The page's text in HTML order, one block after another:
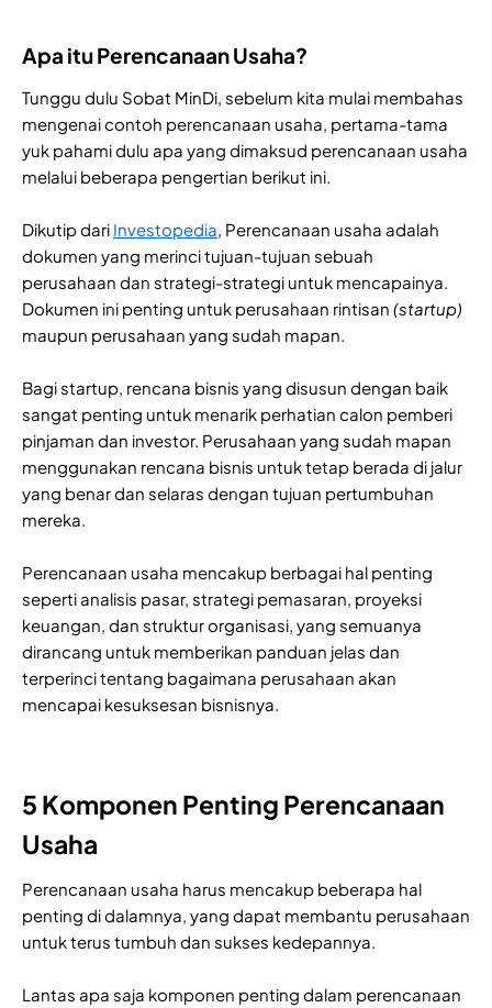
Apa itu Perencanaan Usaha?
Tunggu dulu Sobat MinDi, sebelum kita mulai membahas
mengenai contoh perencanaan usaha, pertama-tama
yuk pahami dulu apa yang dimaksud perencanaan usaha
melalui beberapa pengertian berikut ini.
Dikutip dari Investopedia , Perencanaan usaha adalah
dokumen yang merinci tujuan-tujuan sebuah
perusahaan dan strategi-strategi untuk mencapainya.
Dokumen ini penting untuk perusahaan rintisan (startup)
maupun perusahaan yang sudah mapan.
Bagi startup, rencana bisnis yang disusun dengan baik
sangat penting untuk menarik perhatian calon pemberi
pinjaman dan investor. Perusahaan yang sudah mapan
menggunakan rencana bisnis untuk tetap berada di jalur
yang benar dan selaras dengan tujuan pertumbuhan
mereka.
Perencanaan usaha mencakup berbagai hal penting
seperti analisis pasar, strategi pemasaran, proyeksi
keuangan, dan struktur organisasi, yang semuanya
dirancang untuk memberikan panduan jelas dan
terperinci tentang bagaimana perusahaan akan
mencapai kesuksesan bisnisnya.
5 Komponen Penting Perencanaan
Usaha
Perencanaan usaha harus mencakup beberapa hal
penting di dalamnya, yang dapat membantu perusahaan
untuk terus tumbuh dan sukses kedepannya.
Lantas apa saja komponen penting dalam perencanaan